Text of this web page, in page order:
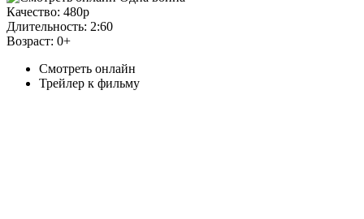
Качество: 480p
Длительность: 2:60
Возраст: 0+
Смотреть онлайн
Трейлер к фильму